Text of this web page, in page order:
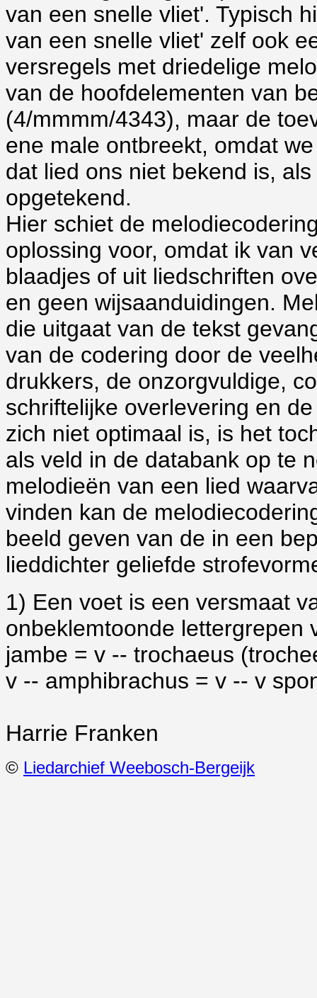
van een snelle vliet'. Typisch
van een snelle vliet' zelf ook
versregels met driedelige
van de hoofdelementen van
(4/mmmm/4343), maar de
ene male ontbreekt, omdat
dat lied ons niet bekend is,
opgetekend.
Hier schiet de
oplossing voor, omdat ik van
blaadjes of uit liedschriften
en geen wijsaanduidingen.
die uitgaat van de tekst
van de codering door de
drukkers, de onzorgvuldige,
schriftelijke overlevering en
zich niet optimaal is, is het
als veld in de databank op te
melodieën van een lied
vinden kan de
beeld geven van de in een
lieddichter geliefde
1) Een voet is een versmaat
onbeklemtoonde lettergrepen
jambe = v -- trochaeus
v -- amphibrachus = v -- v
Harrie Franken
© Liedarchief Weebosch-Bergeijk